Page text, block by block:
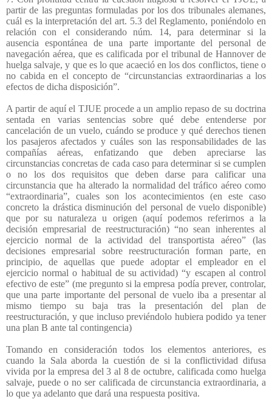
partir de las preguntas formuladas por los dos tribunales alemanes,
cuál es la interpretación del art. 5.3 del Reglamento, poniéndolo en
relación con el considerando núm. 14, para determinar si la
ausencia espontánea de una parte importante del personal de
navegación aérea, que es calificada por el tribunal de Hannover de
huelga salvaje, y que es lo que acaeció en los dos conflictos, tiene o
no cabida en el concepto de “circunstancias extraordinarias a los
efectos de dicha disposición”.
A partir de aquí el TJUE procede a un amplio repaso de su doctrina
sentada en varias sentencias sobre qué debe entenderse por
cancelación de un vuelo, cuándo se produce y qué derechos tienen
los pasajeros afectados y cuáles son las responsabilidades de las
compañías aéreas, enfatizando que deben apreciarse las
circunstancias concretas de cada caso para determinar si se cumplen
o no los dos requisitos que deben darse para calificar una
circunstancia que ha alterado la normalidad del tráfico aéreo como
“extraordinaria”, cuales son los acontecimientos (en este caso
concreto la drástica disminución del personal de vuelo disponible)
que por su naturaleza u origen (aquí podemos referirnos a la
decisión empresarial de reestructuración) “no sean inherentes al
ejercicio normal de la actividad del transportista aéreo” (las
decisiones empresarial sobre reestructuración forman parte, en
principio, de aquellas que puede adoptar el empleador en el
ejercicio normal o habitual de su actividad) “y escapen al control
efectivo de este” (me pregunto si la empresa podía prever, controlar,
que una parte importante del personal de vuelo iba a presentar al
mismo tiempo su baja tras la presentación del plan de
reestructuración, y que incluso previéndolo hubiera podido ya tener
una plan B ante tal contingencia)
Tomando en consideración todos los elementos anteriores, es
cuando la Sala aborda la cuestión de si la conflictividad difusa
vivida por la empresa del 3 al 8 de octubre, calificada como huelga
salvaje, puede o no ser calificada de circunstancia extraordinaria, a
lo que ya adelanto que dará una respuesta positiva.